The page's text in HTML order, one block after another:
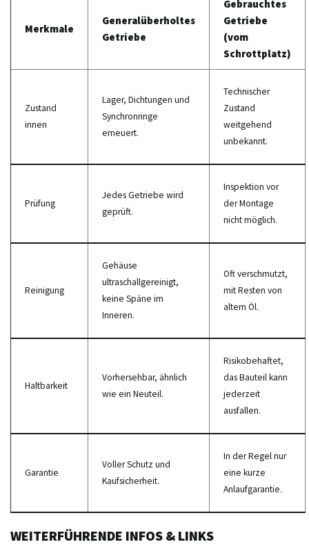
Merkmale
Generalüberholtes
Getriebe
Gebrauchtes
Getriebe
(vom
Schrottplatz)
Zustand
innen
Lager, Dichtungen und
Synchronringe
erneuert.
Technischer
Zustand
weitgehend
unbekannt.
Prüfung
Jedes Getriebe wird
geprüft.
Inspektion vor
der Montage
nicht möglich.
Reinigung
Gehäuse
ultraschallgereinigt,
keine Späne im
Inneren.
Oft verschmutzt,
mit Resten von
altem Öl.
Haltbarkeit
Vorhersehbar, ähnlich
wie ein Neuteil.
Risikobehaftet,
das Bauteil kann
jederzeit
ausfallen.
Garantie
Voller Schutz und
Kaufsicherheit.
In der Regel nur
eine kurze
Anlaufgarantie.
WEITERFÜHRENDE INFOS & LINKS